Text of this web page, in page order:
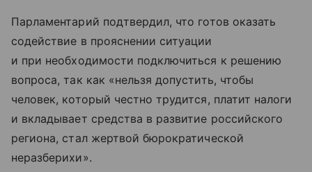
Парламентарий подтвердил, что готов оказать
содействие в прояснении ситуации
и при необходимости подключиться к решению
вопроса, так как «нельзя допустить, чтобы
человек, который честно трудится, платит налоги
и вкладывает средства в развитие российского
региона, стал жертвой бюрократической
неразберихи».